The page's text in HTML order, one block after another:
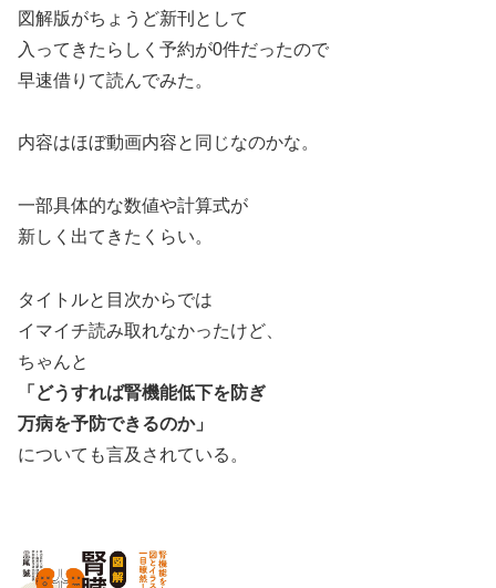
図解版がちょうど新刊として
入ってきたらしく予約が0件だったので
早速借りて読んでみた。
内容はほぼ動画内容と同じなのかな。
一部具体的な数値や計算式が
新しく出てきたくらい。
タイトルと目次からでは
イマイチ読み取れなかったけど、
ちゃんと
「どうすれば腎機能低下を防ぎ
万病を予防できるのか」
についても言及されている。